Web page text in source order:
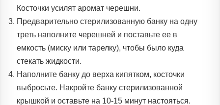
Косточки усилят аромат черешни.
Предварительно стерилизованную банку на одну
треть наполните черешней и поставьте ее в
емкость (миску или тарелку), чтобы было куда
стекать жидкости.
Наполните банку до верха кипятком, косточки
выбросьте. Накройте банку стерилизованной
крышкой и оставьте на 10-15 минут настояться.